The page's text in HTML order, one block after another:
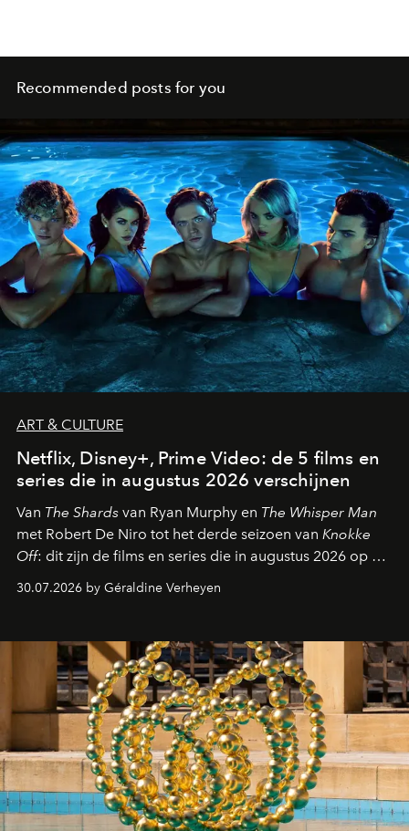
Recommended posts for you
ART & CULTURE
Netflix, Disney+, Prime Video: de 5 films en
series die in augustus 2026 verschijnen
Van The Shards van Ryan Murphy en The Whisper Man
met Robert De Niro tot het derde seizoen van Knokke
Off: dit zijn de films en series die in augustus 2026 op de
streamingplatformen verschijnen.
30.07.2026 by Géraldine Verheyen